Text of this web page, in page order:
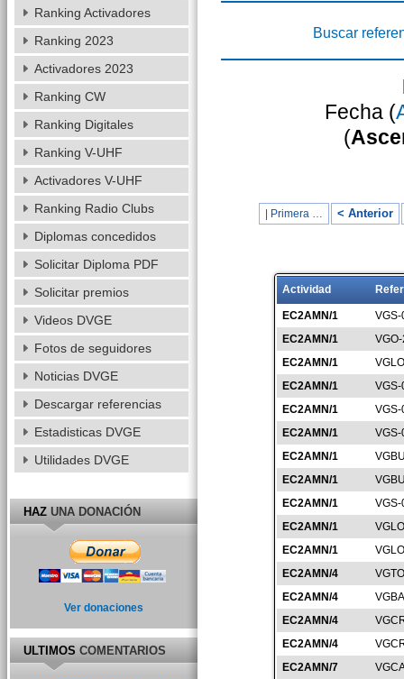
Buscar
Fecha (
(
| Primera … < Anterior
Actividad
EC2AMN/1
EC2AMN/1
EC2AMN/1
EC2AMN/1
EC2AMN/1
EC2AMN/1
EC2AMN/1
EC2AMN/1
EC2AMN/1
EC2AMN/1
EC2AMN/1
EC2AMN/4
EC2AMN/4
EC2AMN/4
EC2AMN/4
EC2AMN/7
Ranking Activadores
Ranking 2023
Activadores 2023
Ranking CW
Ranking Digitales
Ranking V-UHF
Activadores V-UHF
Ranking Radio Clubs
Diplomas concedidos
Solicitar Diploma PDF
Solicitar premios
Videos DVGE
Fotos de seguidores
Noticias DVGE
Descargar referencias
Estadisticas DVGE
Utilidades DVGE
HAZUNA DONACIÓN
Ver donaciones
ULTIMOSCOMENTARIOS